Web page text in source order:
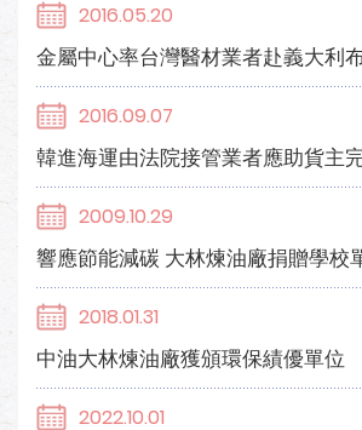
2016.05.20
金屬中心率台灣醫材業者赴義大利
2016.09.07
韓進海運由法院接管業者應助貨主
2009.10.29
響應節能減碳 大林煉油廠捐贈學校
2018.01.31
中油大林煉油廠獲頒環保績優單位
2022.10.01